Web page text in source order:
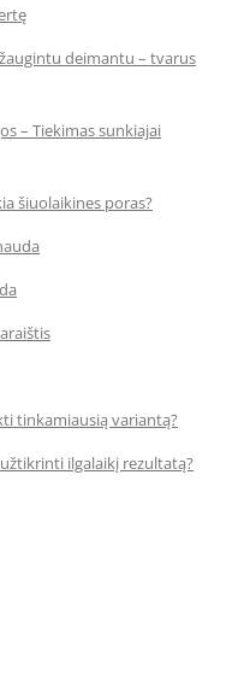
deimantu – tvarus
– Tiekimas sunkiajai
šiuolaikines poras?
tinkamiausią variantą?
ilgalaikį rezultatą?